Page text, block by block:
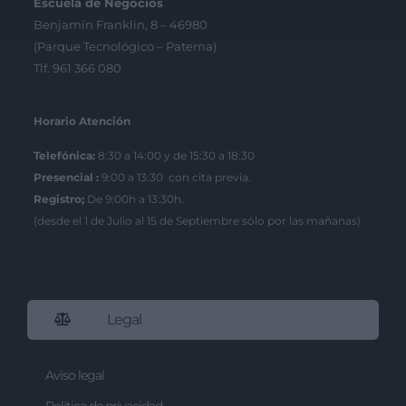
Escuela de Negocios
Benjamín Franklin, 8 – 46980
(Parque Tecnológico – Paterna)
Tlf. 961 366 080
Horario Atención
Telefónica: 8:30 a 14:00 y de 15:30 a 18:30
Presencial : 9:00 a 13:30 con cita previa.
Registro; De 9:00h a 13:30h.
(desde el 1 de Julio al 15 de Septiembre sólo por las mañanas)
Legal
Aviso legal